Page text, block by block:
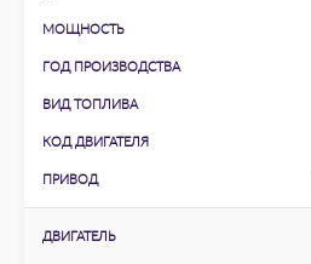
МОЩНОСТЬ
ГОД ПРОИЗВОДСТВА
ВИД ТОПЛИВА
КОД ДВИГАТЕЛЯ
ПРИВОД
ДВИГАТЕЛЬ